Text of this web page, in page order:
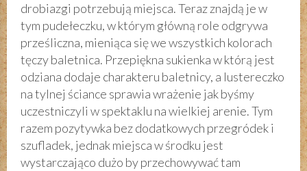
drobiazgi potrzebują miejsca. Teraz znajdą je w
tym pudełeczku, w którym główną role odgrywa
prześliczna, mieniąca się we wszystkich kolorach
tęczy baletnica. Przepiękna sukienka w którą jest
odziana dodaje charakteru baletnicy, a lustereczko
na tylnej ściance sprawia wrażenie jak byśmy
uczestniczyli w spektaklu na wielkiej arenie. Tym
razem pozytywka bez dodatkowych przegródek i
szufladek, jednak miejsca w środku jest
wystarczająco dużo by przechowywać tam